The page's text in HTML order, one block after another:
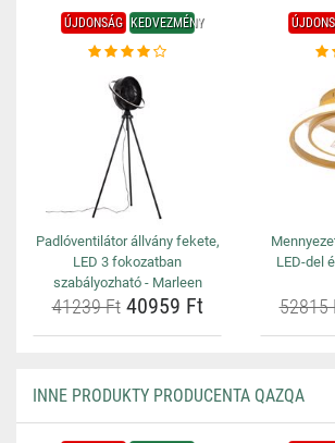
ÚJDONSÁG KEDVEZMÉNY
Padlóventilátor állvány fekete,
LED 3 fokozatban
szabályozható - Marleen
41239 Ft40959 Ft
LED-del
52815
INNE PRODUKTY PRODUCENTA QAZQA